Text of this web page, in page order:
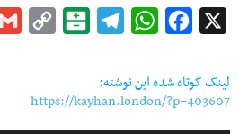
Facebook
WhatsApp
Telegram
Balatarin
Copy
لینک کوتاه شده این نوشته:
https://kayhan.london/?p=403607